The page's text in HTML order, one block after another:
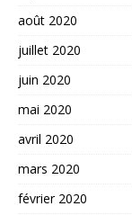
août 2020
juillet 2020
juin 2020
mai 2020
avril 2020
mars 2020
février 2020